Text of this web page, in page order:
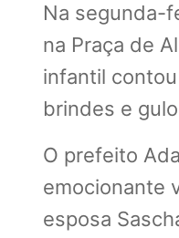
Na segunda-
na Praça de
infantil
brindes e
O prefeito
emocionante
esposa